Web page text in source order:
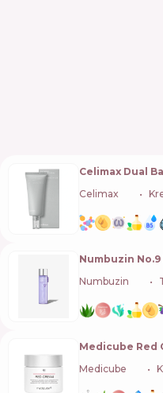
Celimax Dual
Celimax
Numbuzin No.9
Numbuzin
Medicube Red
Medicube